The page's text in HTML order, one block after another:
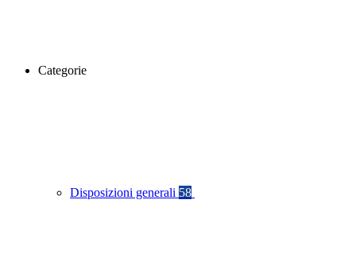
Categorie
Disposizioni generali 58